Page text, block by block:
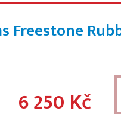
Freestone
6 250 Kč